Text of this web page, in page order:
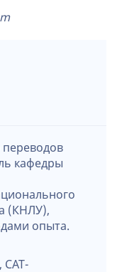
кафедры
(КНЛУ),
опыта.